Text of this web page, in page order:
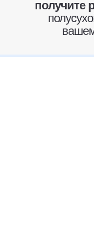
получите